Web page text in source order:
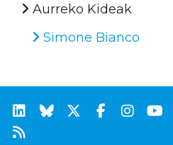
Aurreko Kideak
Simone Bianco